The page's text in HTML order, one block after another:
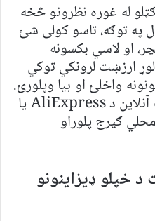
له غوره نظرونو څخه
په توګه، تاسو کولی شئ
او لاسي بکسونه
ارزښت لرونکي توکي
واخلئ او بیا وپلورئ.
تاسو کولی شئ دا محصولات آنلاین د AliExpress یا
ګیرج پلوراو
خپلو ډیزاینونو